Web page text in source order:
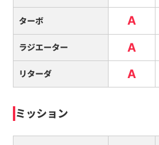
ターボ A
ラジエーター A
リターダ A
ミッション